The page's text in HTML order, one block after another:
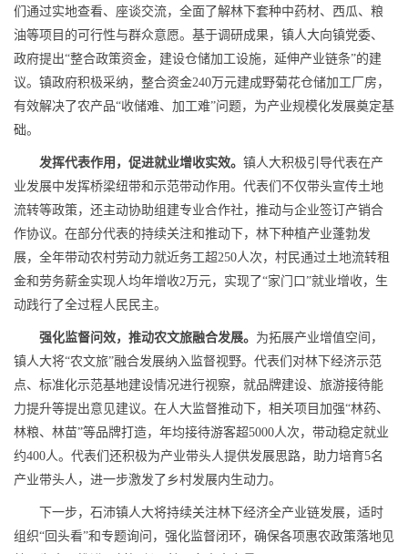
们通过实地查看、座谈交流，全面了解林下套种中药材、西瓜、粮
油等项目的可行性与群众意愿。基于调研成果，镇人大向镇党委、
政府提出“整合政策资金，建设仓储加工设施，延伸产业链条”的建
议。镇政府积极采纳，整合资金240万元建成野菊花仓储加工厂房，
有效解决了农产品“收储难、加工难”问题，为产业规模化发展奠定基
础。
发挥代表作用，促进就业增收实效。 镇人大积极引导代表在产
业发展中发挥桥梁纽带和示范带动作用。代表们不仅带头宣传土地
流转等政策，还主动协助组建专业合作社，推动与企业签订产销合
作协议。在部分代表的持续关注和推动下，林下种植产业蓬勃发
展，全年带动农村劳动力就近务工超250人次，村民通过土地流转租
金和劳务薪金实现人均年增收2万元，实现了“家门口”就业增收，生
动践行了全过程人民民主。
强化监督问效，推动农文旅融合发展。 为拓展产业增值空间，
镇人大将“农文旅”融合发展纳入监督视野。代表们对林下经济示范
点、标准化示范基地建设情况进行视察，就品牌建设、旅游接待能
力提升等提出意见建议。在人大监督推动下，相关项目加强“林药、
林粮、林苗”等品牌打造，年均接待游客超5000人次，带动稳定就业
约400人。代表们还积极为产业带头人提供发展思路，助力培育5名
产业带头人，进一步激发了乡村发展内生动力。
下一步，石沛镇人大将持续关注林下经济全产业链发展，适时
组织“回头看”和专题询问，强化监督闭环，确保各项惠农政策落地见